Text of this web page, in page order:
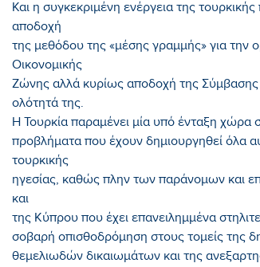
Και η συγκεκριμένη ενέργεια της
αποδοχή
της μεθόδου της «μέσης γραμμής» για την
Οικονομικής
Ζώνης αλλά κυρίως αποδοχή της Σύμβασης
ολότητά της.
Η Τουρκία παραμένει μία υπό ένταξη
προβλήματα που έχουν δημιουργηθεί όλα
τουρκικής
ηγεσίας, καθώς πλην των παράνομων και
και
της Κύπρου που έχει επανειλημμένα
σοβαρή οπισθοδρόμηση στους τομείς της
θεμελιωδών δικαιωμάτων και της